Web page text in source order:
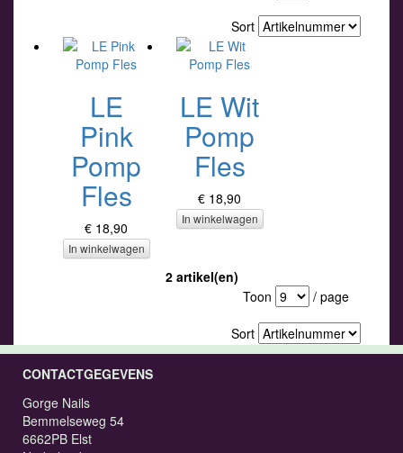
Sort
LE
Pink
Pomp
Fles
€ 18,90
In winkelwagen
LE Wit
Pomp
Fles
€ 18,90
In winkelwagen
2 artikel(en)
Toon
/ page
Sort
CONTACTGEGEVENS
Gorge Nails
Bemmelseweg 54
6662PB Elst